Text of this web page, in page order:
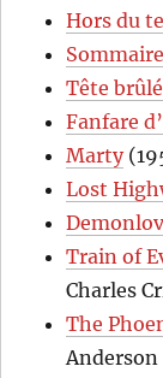
Hors du
Tête
Fanfare
Marty
Lost
Train of
Charles
The
Anderson